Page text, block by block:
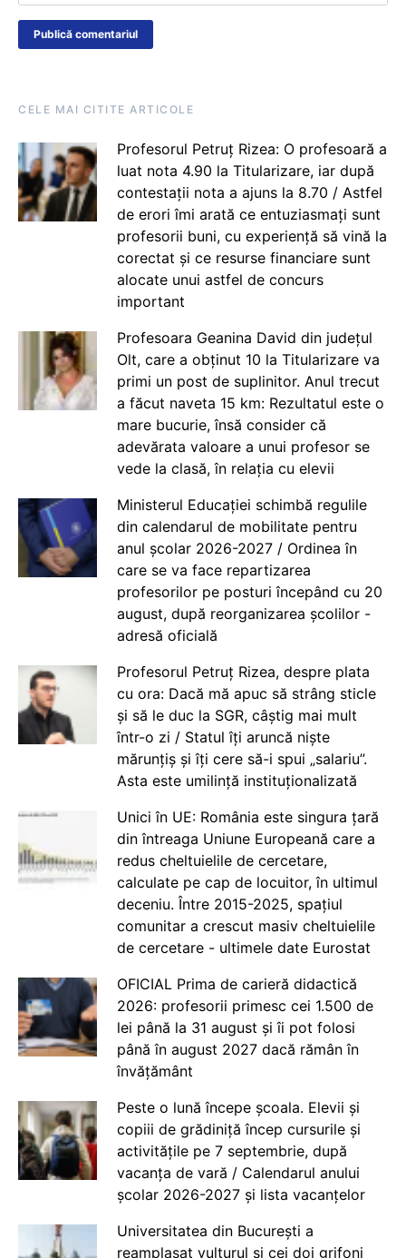
CELE MAI CITITE ARTICOLE
Profesorul Petruț Rizea: O profesoară a
luat nota 4.90 la Titularizare, iar după
contestații nota a ajuns la 8.70 / Astfel
de erori îmi arată ce entuziasmați sunt
profesorii buni, cu experiență să vină la
corectat și ce resurse financiare sunt
alocate unui astfel de concurs
important
Profesoara Geanina David din județul
Olt, care a obținut 10 la Titularizare va
primi un post de suplinitor. Anul trecut
a făcut naveta 15 km: Rezultatul este o
mare bucurie, însă consider că
adevărata valoare a unui profesor se
vede la clasă, în relația cu elevii
Ministerul Educației schimbă regulile
din calendarul de mobilitate pentru
anul școlar 2026-2027 / Ordinea în
care se va face repartizarea
profesorilor pe posturi începând cu 20
august, după reorganizarea școlilor -
adresă oficială
Profesorul Petruț Rizea, despre plata
cu ora: Dacă mă apuc să strâng sticle
și să le duc la SGR, câștig mai mult
într-o zi / Statul îți aruncă niște
mărunțiș și îți cere să-i spui „salariu”.
Asta este umilință instituționalizată
Unici în UE: România este singura țară
din întreaga Uniune Europeană care a
redus cheltuielile de cercetare,
calculate pe cap de locuitor, în ultimul
deceniu. Între 2015-2025, spațiul
comunitar a crescut masiv cheltuielile
de cercetare - ultimele date Eurostat
OFICIAL Prima de carieră didactică
2026: profesorii primesc cei 1.500 de
lei până la 31 august și îi pot folosi
până în august 2027 dacă rămân în
învățământ
Peste o lună începe școala. Elevii și
copiii de grădiniță încep cursurile și
activitățile pe 7 septembrie, după
vacanța de vară / Calendarul anului
școlar 2026-2027 și lista vacanțelor
Universitatea din București a
reamplasat vulturul și cei doi grifoni